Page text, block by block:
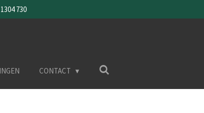
730
CONTACT